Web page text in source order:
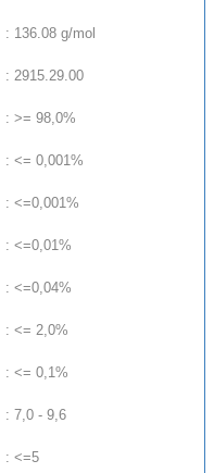
: 136.08 g/mol
: 2915.29.00
: >= 98,0%
: <= 0,001%
: <=0,001%
: <=0,01%
: <=0,04%
: <= 2,0%
: <= 0,1%
: 7,0 - 9,6
: <=5